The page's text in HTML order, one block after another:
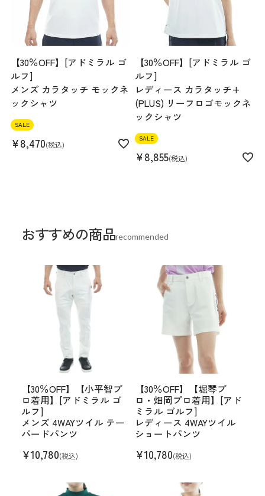
【30％OFF】[アドミラル ゴ
ルフ]
メンズ カラタッチ モックネ
ックシャツ
SALE
¥8,470 税込
【30％OFF】[アドミラル ゴ
ルフ]
レディース カラタッチ+
(PLUS) リーフロゴモックネ
ックシャツ
SALE
¥8,855 税込
おすすめの商品recommended
【30％OFF】【小平智プ
ロ着用】[アドミラル ゴ
ルフ]
メンズ 4WAYツイル テー
パードパンツ
¥10,780(税込)
【30％OFF】【堀琴プ
ロ・畑岡プロ着用】[アド
ミラル ゴルフ]
レディース 4WAYツイル
ショートパンツ
¥10,780(税込)